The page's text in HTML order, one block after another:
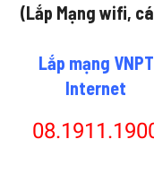
(Lắp Mạng wifi,
Lắp mạng VNPT
Internet